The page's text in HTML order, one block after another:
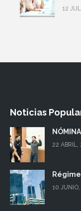
12
Noticias
22 ABRIL,
10